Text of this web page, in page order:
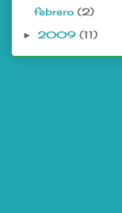
febrero (2)
► 2009 (11)